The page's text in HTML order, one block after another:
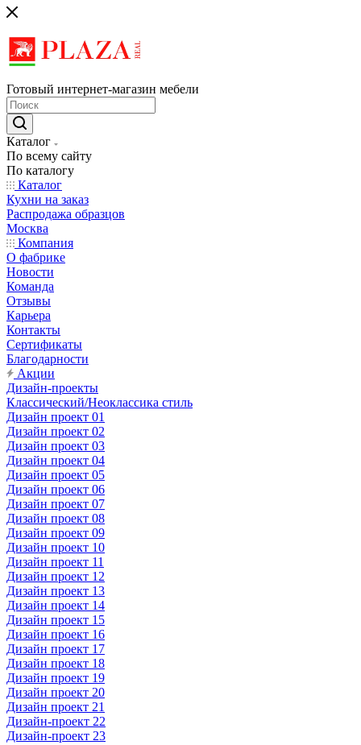
Готовый интернет-магазин мебели
Каталог
По всему сайту
По каталогу
Каталог
Кухни на заказ
Распродажа образцов
Москва
Компания
О фабрике
Новости
Команда
Отзывы
Карьера
Контакты
Сертификаты
Благодарности
Акции
Дизайн-проекты
Классический/Неоклассика стиль
Дизайн проект 01
Дизайн проект 02
Дизайн проект 03
Дизайн проект 04
Дизайн проект 05
Дизайн проект 06
Дизайн проект 07
Дизайн проект 08
Дизайн проект 09
Дизайн проект 10
Дизайн проект 11
Дизайн проект 12
Дизайн проект 13
Дизайн проект 14
Дизайн проект 15
Дизайн проект 16
Дизайн проект 17
Дизайн проект 18
Дизайн проект 19
Дизайн проект 20
Дизайн проект 21
Дизайн-проект 22
Дизайн-проект 23